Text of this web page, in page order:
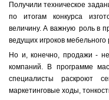
Получили техническое
по итогам конкурса
величину. А важную роль в
ведущих игроков
Но и, конечно, продажи -
компаний. В программе
специалисты раскроют
маркетинговые ходы,